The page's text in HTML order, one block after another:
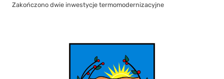
Zakończono dwie inwestycje termomodernizacyjne